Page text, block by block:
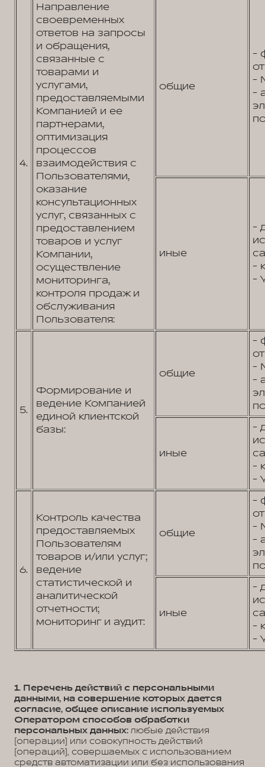
4.
Направление
своевременных
ответов на запросы
и обращения,
связанные с
товарами и
услугами,
предоставляемыми
Компанией и ее
партнерами,
оптимизация
процессов
взаимодействия с
Пользователями,
оказание
консультационных
услуг, связанных с
предоставлением
товаров и услуг
Компании,
осуществление
мониторинга,
контроля продаж и
обслуживания
Пользователя:
общие
-
-
-
иные
-
-
-
5.
Формирование и
ведение Компанией
единой клиентской
базы:
общие
-
-
-
иные
-
-
-
6.
Контроль качества
предоставляемых
Пользователям
товаров и/или услуг;
ведение
статистической и
аналитической
отчетности;
мониторинг и аудит:
общие
-
-
-
иные
-
-
-
1. Перечень действий с персональными
данными, на совершение которых дается
согласие, общее описание используемых
Оператором способов обработки
персональных данных: любые действия
(операции) или совокупность действий
(операций), совершаемых с использованием
средств автоматизации или без использования